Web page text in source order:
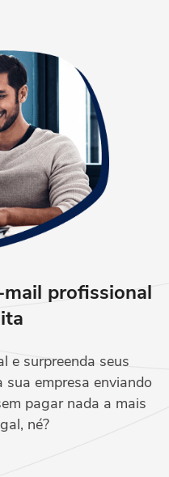
profissional
e surpreenda seus
sua empresa enviando
pagar nada a mais
né?